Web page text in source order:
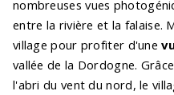
nombreuses vues
entre la rivière et la falaise.
village pour profiter d'une
vallée de la Dordogne.
l'abri du vent du nord, le